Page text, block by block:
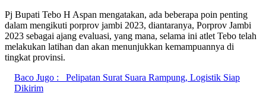
Pj Bupati Tebo H Aspan mengatakan, ada beberapa poin penting
dalam mengikuti porprov jambi 2023, diantaranya, Porprov Jambi
2023 sebagai ajang evaluasi, yang mana, selama ini atlet Tebo telah
melakukan latihan dan akan menunjukkan kemampuannya di
tingkat provinsi.
Baco Jugo :
Pelipatan Surat Suara Rampung, Logistik Siap
Dikirim